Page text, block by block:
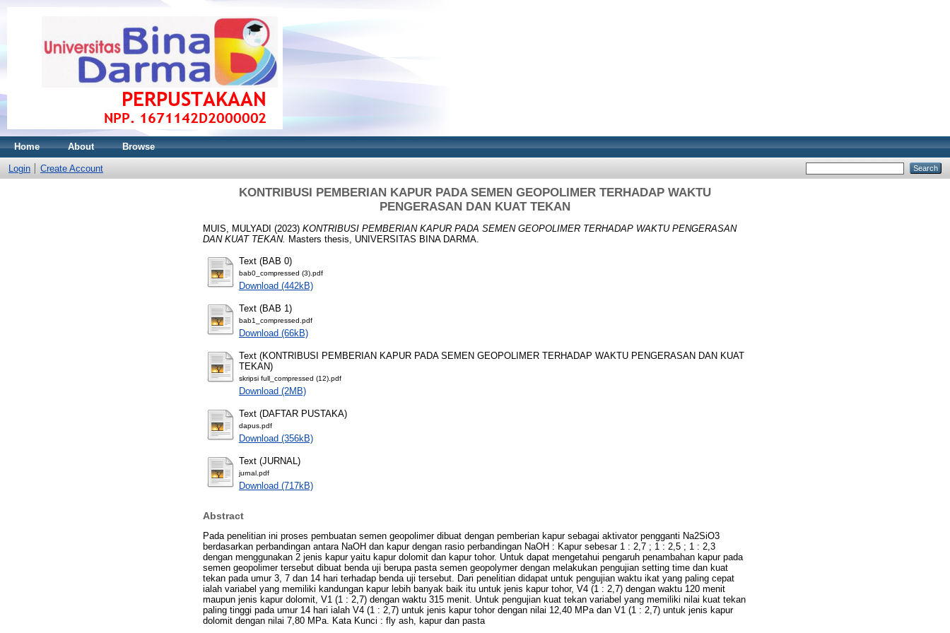
Home About Browse
Login Create Account
KONTRIBUSI PEMBERIAN KAPUR PADA SEMEN GEOPOLIMER TERHADAP WAKTU
PENGERASAN DAN KUAT TEKAN
MUIS, MULYADI (2023) KONTRIBUSI PEMBERIAN KAPUR PADA SEMEN GEOPOLIMER TERHADAP WAKTU PENGERASAN
DAN KUAT TEKAN. Masters thesis, UNIVERSITAS BINA DARMA.
Text (BAB 0)
bab0_compressed (3).pdf
Download (442kB)
Text (BAB 1)
bab1_compressed.pdf
Download (66kB)
Text (KONTRIBUSI PEMBERIAN KAPUR PADA SEMEN GEOPOLIMER TERHADAP WAKTU PENGERASAN DAN KUAT
TEKAN)
skripsi full_compressed (12).pdf
Download (2MB)
Text (DAFTAR PUSTAKA)
dapus.pdf
Download (356kB)
Text (JURNAL)
jurnal.pdf
Download (717kB)
Abstract
Pada penelitian ini proses pembuatan semen geopolimer dibuat dengan pemberian kapur sebagai aktivator pengganti Na2SiO3
berdasarkan perbandingan antara NaOH dan kapur dengan rasio perbandingan NaOH : Kapur sebesar 1 : 2,7 ; 1 : 2,5 ; 1 : 2,3
dengan menggunakan 2 jenis kapur yaitu kapur dolomit dan kapur tohor. Untuk dapat mengetahui pengaruh penambahan kapur pada
semen geopolimer tersebut dibuat benda uji berupa pasta semen geopolymer dengan melakukan pengujian setting time dan kuat
tekan pada umur 3, 7 dan 14 hari terhadap benda uji tersebut. Dari penelitian didapat untuk pengujian waktu ikat yang paling cepat
ialah variabel yang memiliki kandungan kapur lebih banyak baik itu untuk jenis kapur tohor, V4 (1 : 2,7) dengan waktu 120 menit
maupun jenis kapur dolomit, V1 (1 : 2,7) dengan waktu 315 menit. Untuk pengujian kuat tekan variabel yang memiliki nilai kuat tekan
paling tinggi pada umur 14 hari ialah V4 (1 : 2,7) untuk jenis kapur tohor dengan nilai 12,40 MPa dan V1 (1 : 2,7) untuk jenis kapur
dolomit dengan nilai 7,80 MPa. Kata Kunci : fly ash, kapur dan pasta